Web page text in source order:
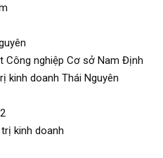
Công nghiệp Cơ sở Nam Định
kinh doanh Thái Nguyên
kinh doanh